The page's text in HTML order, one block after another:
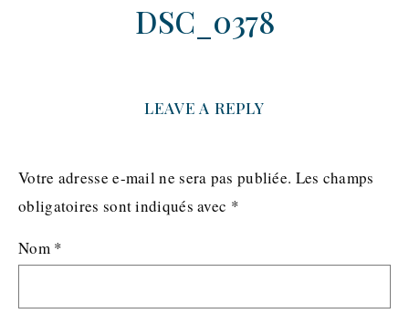
DSC_0378
LEAVE A REPLY
Votre adresse e-mail ne sera pas publiée. Les champs
obligatoires sont indiqués avec *
Nom *